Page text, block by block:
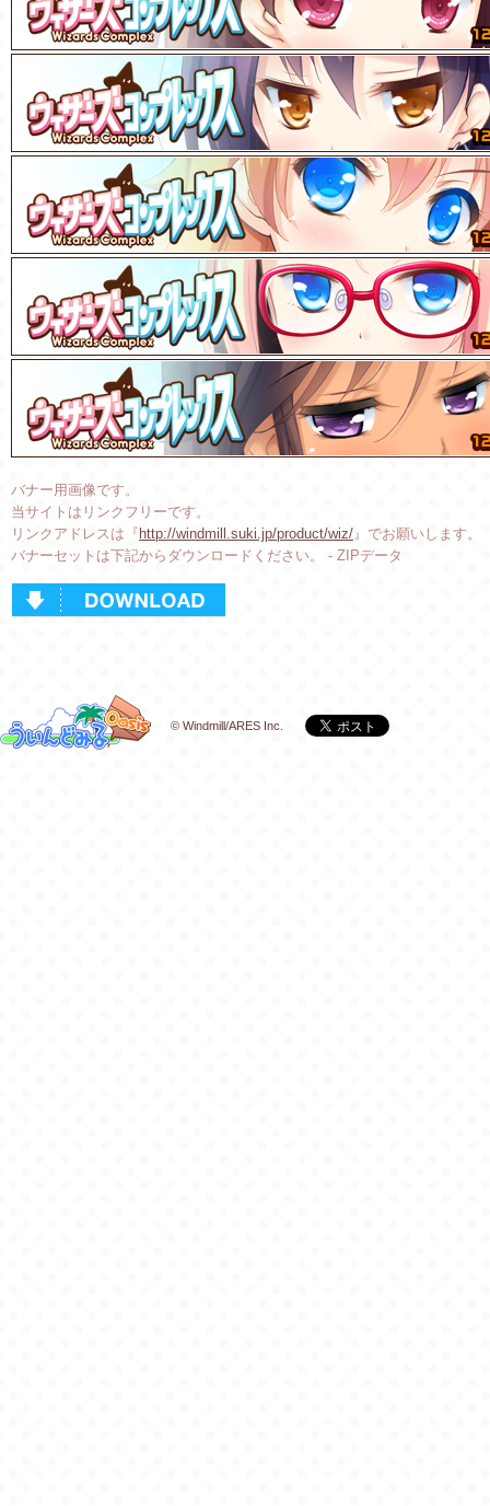
バナー用画像です。
当サイトはリンクフリーです。
リンクアドレスは『 http://windmill.suki.jp/product/wiz/』でお願いします。
バナーセットは下記からダウンロードください。 - ZIPデータ
© Windmill/ARES Inc.